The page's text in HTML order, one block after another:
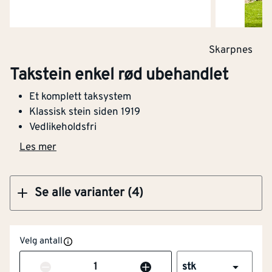
Skarpnes
Takstein enkel rød ubehandlet
Et komplett taksystem
Klassisk stein siden 1919
Vedlikeholdsfri
Les mer
Se alle varianter (4)
Velg antall
Antall stk